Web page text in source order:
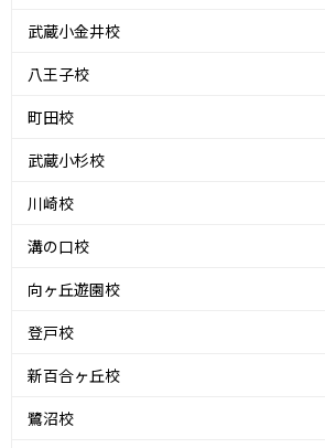
武蔵小金井校
八王子校
町田校
武蔵小杉校
川崎校
溝の口校
向ヶ丘遊園校
登戸校
新百合ヶ丘校
鷺沼校